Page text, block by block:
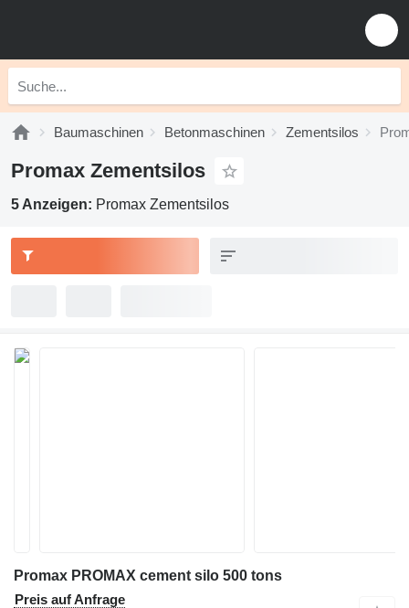
Baumaschinen Betonmaschinen Zementsilos
Promax Zementsilos
5 Anzeigen: Promax Zementsilos
Promax PROMAX cement silo 500 tons
Preis auf Anfrage